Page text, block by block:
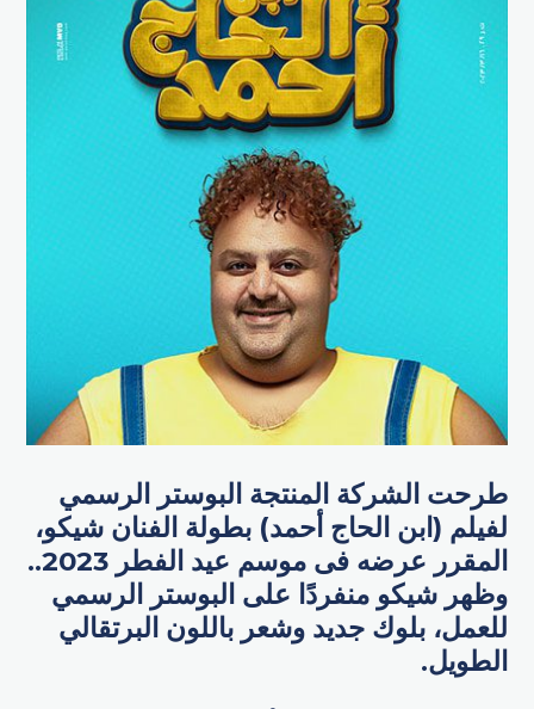
طرحت الشركة المنتجة البوستر الرسمي
لفيلم (ابن الحاج أحمد) بطولة الفنان شيكو،
المقرر عرضه فى موسم عيد الفطر 2023..
وظھر شيكو منفردًا على البوستر الرسمي
للعمل، بلوك جديد وشعر باللون البرتقالي
الطويل.